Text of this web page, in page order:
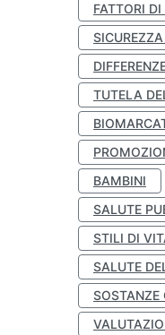
FATTORI DI
TUTELA
BAMBINI
SALUTE
STILI DI
SALUTE
SOSTANZE